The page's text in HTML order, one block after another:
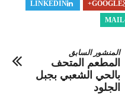
GOOGLE+
LINKEDIN
MAIL
المنشور السابق
المطعم المتحف
بالحي الشعبي بجبل
الجلود